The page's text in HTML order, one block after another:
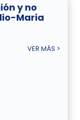
y no
Maria
VER MÁS >